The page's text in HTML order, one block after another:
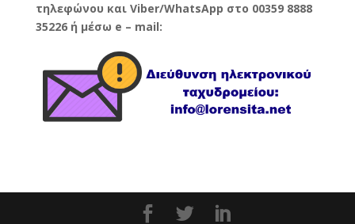
τηλεφώνου και Viber/WhatsApp στο 00359 8888
35226 ή μέσω e – mail: